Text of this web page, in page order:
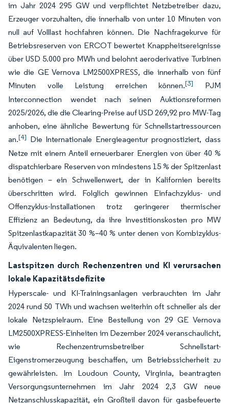
im Jahr 2024 295 GW und verpflichtet Netzbetreiber dazu,
Erzeuger vorzuhalten, die innerhalb von unter 10 Minuten von
null auf Volllast hochfahren können. Die Nachfragekurve für
Betriebsreserven von ERCOT bewertet Knappheitsereignisse
über USD 5.000 pro MWh und belohnt aeroderivative Turbinen
wie die GE Vernova LM2500XPRESS, die innerhalb von fünf
Minuten volle Leistung erreichen können.[3]
PJM
Interconnection wendet nach seinen Auktionsreformen
2025/2026, die die Clearing-Preise auf USD 269,92 pro MW-Tag
anhoben, eine ähnliche Bewertung für Schnellstartressourcen
an.[4] Die Internationale Energieagentur prognostiziert, dass
Netze mit einem Anteil erneuerbarer Energien von über 40 %
dispatchierbare Reserven von mindestens 15 % der Spitzenlast
benötigen – ein Schwellenwert, der in Kalifornien bereits
überschritten wird. Folglich gewinnen Einfachzyklus- und
Offenzyklus-Installationen trotz geringerer thermischer
Effizienz an Bedeutung, da ihre Investitionskosten pro MW
Spitzenlastkapazität 30 %–40 % unter denen von Kombizyklus-
Äquivalenten liegen.
Lastspitzen durch Rechenzentren und KI verursachen
lokale Kapazitätsdefizite
Hyperscale- und KI-Trainingsanlagen verbrauchten im Jahr
2024 rund 50 TWh und wachsen weiterhin oft schneller als der
lokale Netzspielraum. Eine Bestellung von 29 GE Vernova
LM2500XPRESS-Einheiten im Dezember 2024 veranschaulicht,
wie Rechenzentrumsbetreiber Schnellstart-
Eigenstromerzeugung beschaffen, um Betriebssicherheit zu
gewährleisten. Im Loudoun County, Virginia, beantragten
Versorgungsunternehmen im Jahr 2024 2,3 GW neue
Netzanschlusskapazität, ein Großteil davon für gasbefeuerte